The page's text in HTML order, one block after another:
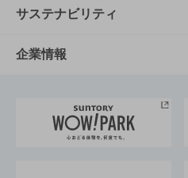
商品発売情報
栄養成分一覧
キャンペーン
工場見学
地域情報
文化・スポーツTOP
サントリーホール
サントリーサンバーズ大阪
サステナビリティ
サステナビリティTOP
サントリーが考えるサス
企業情報
企業概要